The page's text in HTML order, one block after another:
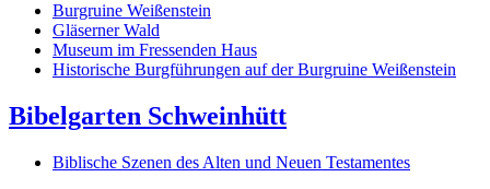
Burgruine Weißenstein
Gläserner Wald
Museum im Fressenden Haus
Historische Burgführungen auf der Burgruine Weißenstein
Bibelgarten Schweinhütt
Biblische Szenen des Alten und Neuen Testamentes